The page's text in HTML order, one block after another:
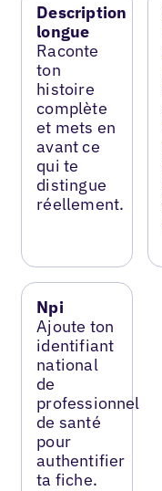
Description
longue
Raconte
ton
histoire
complète
et mets en
avant ce
qui te
distingue
réellement.
Npi
Ajoute ton
identifiant
national
de
professionnel
de santé
pour
authentifier
ta fiche.